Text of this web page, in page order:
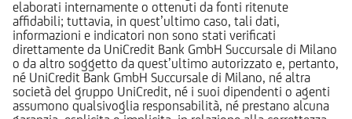
elaborati internamente o ottenuti da fonti ritenute
affidabili; tuttavia, in quest’ultimo caso, tali dati,
informazioni e indicatori non sono stati verificati
direttamente da UniCredit Bank GmbH Succursale di Milano
o da altro soggetto da quest’ultimo autorizzato e, pertanto,
né UniCredit Bank GmbH Succursale di Milano, né altra
società del gruppo UniCredit, né i suoi dipendenti o agenti
assumono qualsivoglia responsabilità, né prestano alcuna